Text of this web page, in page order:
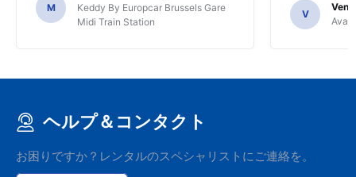
M
Keddy By Europcar Brussels Gare
Midi Train Station
V
ヘルプ＆コンタクト
お困りですか？レンタルのスペシャリストにご連絡を。